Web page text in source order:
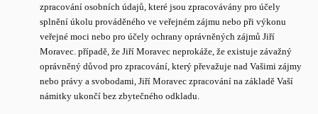
zpracování osobních údajů, které jsou zpracovávány pro účely
splnění úkolu prováděného ve veřejném zájmu nebo při výkonu
veřejné moci nebo pro účely ochrany oprávněných zájmů Jiří
Moravec. případě, že Jiří Moravec neprokáže, že existuje závažný
oprávněný důvod pro zpracování, který převažuje nad Vašimi zájmy
nebo právy a svobodami, Jiří Moravec zpracování na základě Vaší
námitky ukončí bez zbytečného odkladu.